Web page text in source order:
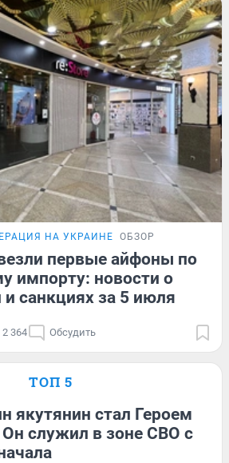
НА УКРАИНЕ ОБЗОР
первые айфоны по
импорту: новости о
санкциях за 5 июля
2 364 Обсудить
ТОП 5
якутянин стал Героем
служил в зоне СВО с